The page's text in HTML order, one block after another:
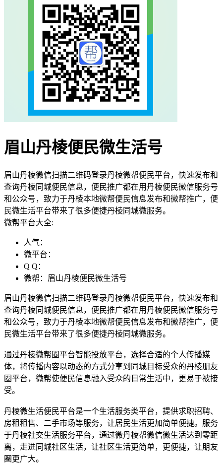
眉山丹棱便民微生活号
眉山丹棱微信扫描二维码登录丹棱微帮便民平台，快速发布和
查询丹棱同城便民信息，便民推广都在用丹棱便民微信服务号
和公众号，致力于丹棱本地微帮便民信息发布和微帮推广，便
民微生活平台带来了很多便捷丹棱同城微服务。
微帮平台大全:
人气：
微平台：
Q Q：
微帮：眉山丹棱便民微生活号
眉山丹棱微信扫描二维码登录丹棱微帮便民平台，快速发布和
查询丹棱同城便民信息，便民推广都在用丹棱便民微信服务号
和公众号，致力于丹棱本地微帮便民信息发布和微帮推广，便
民微生活平台带来了很多便捷丹棱同城微服务。
通过丹棱微帮圈平台智能投放平台，选择合适的个人传播媒
体，将传播内容以动态的方式分享到同城目标受众的丹棱朋友
圈平台，微帮使便民信息融入受众的日常生活中，更易于被接
受。
丹棱微生活便民平台是一个生活服务类平台，提供求职招聘、
房租租售、二手市场等服务，让居民生活更加简单便捷。服务
于丹棱社交生活服务平台，通过微丹棱帮微信微生活达到零距
离，走进同城社区生活，让社区生活更简单，更便捷，让朋友
圈更广大。